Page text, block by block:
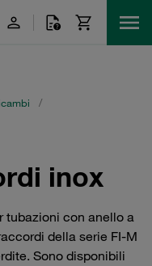
/
inox
tubazioni con anello a
della serie FI-M
Sono disponibili